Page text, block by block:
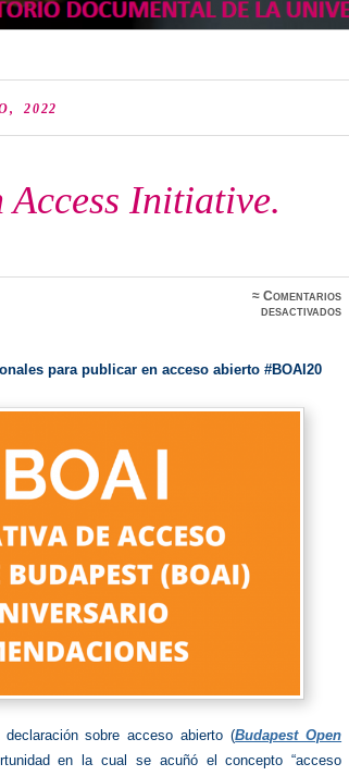
2022
Access Initiative.
≈Comentarios
desactivadosen
para publicar en acceso abierto #BOAI20
sobre acceso abierto (Budapest Open
en la cual se acuñó el concepto “acceso